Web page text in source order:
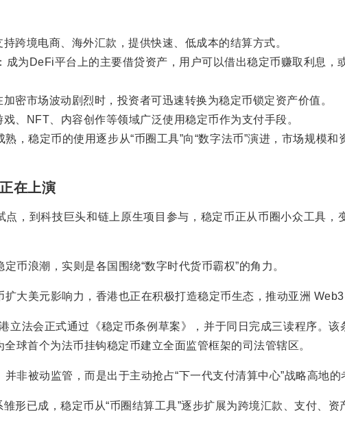
跨境电商、海外汇款，提供快速、低成本的结算方式。
成为DeFi平台上的主要借贷资产，用户可以借出稳定币赚取利息，
密市场波动剧烈时，投资者可迅速转换为稳定币锁定资产价值。
、NFT、内容创作等领域广泛使用稳定币作为支付手段。
，稳定币的使用逐步从“币圈工具”向“数字法币”演进，市场规模和
在上演
点，到科技巨头和链上原生项目参与，稳定币正从币圈小众工具，
币浪潮，实则是各国围绕“数字时代货币霸权”的角力。
扩大美元影响力，香港也正在积极打造稳定币生态，推动亚洲 Web3
立法会正式通过《稳定币条例草案》，并于同日完成三读程序。该
球首个为法币挂钩稳定币建立全面监管框架的司法管辖区。
非被动监管，而是出于主动抢占“下一代支付清算中心”战略高地的
形已成，稳定币从“币圈结算工具”逐步扩展为跨境汇款、支付、资